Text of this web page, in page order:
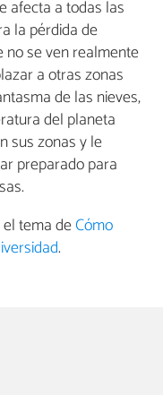
afecta a todas las
la pérdida de
no se ven realmente
a otras zonas
de las nieves,
del planeta
sus zonas y le
preparado para
tema deCómo
.